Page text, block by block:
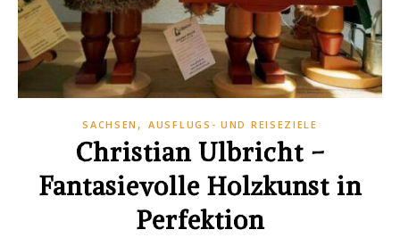
SACHSEN ,AUSFLUGS- UND REISEZIELE
Christian Ulbricht –
Fantasievolle Holzkunst in
Perfektion